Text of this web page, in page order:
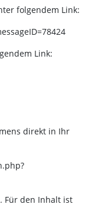
folgendem Link:
Link:
direkt in Ihr
Für den Inhalt ist